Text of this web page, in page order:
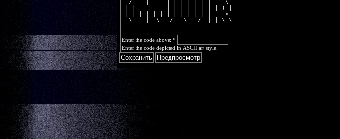
  / ___|     | | | | | | |  _ \
| |  _   _  | | | | | | | |_) |
| |_| | | |_| | | |_| | |  _ <
  \____|  \___/   \___/  |_| \_\
Enter the code above: *
Enter the code depicted in ASCII art style.